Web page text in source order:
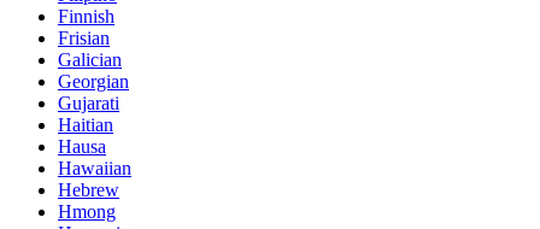
Finnish
Frisian
Galician
Georgian
Gujarati
Haitian
Hausa
Hawaiian
Hebrew
Hmong